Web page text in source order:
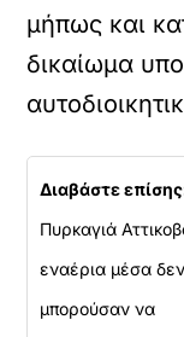
μήπως και
δικαίωμα
Διαβάστε
Πυρκαγιά
εναέρια μέσα δεν
μπορούσαν να